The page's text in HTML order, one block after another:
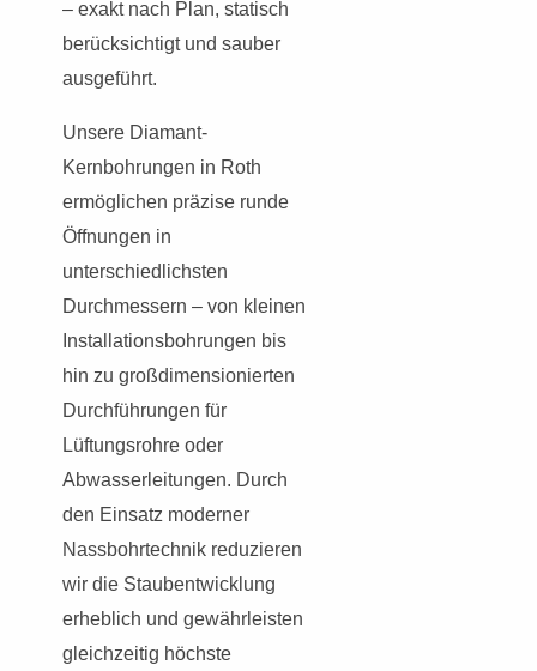
– exakt nach Plan, statisch
berücksichtigt und sauber
ausgeführt.
Unsere Diamant-
Kernbohrungen in Roth
ermöglichen präzise runde
Öffnungen in
unterschiedlichsten
Durchmessern – von kleinen
Installationsbohrungen bis
hin zu großdimensionierten
Durchführungen für
Lüftungsrohre oder
Abwasserleitungen. Durch
den Einsatz moderner
Nassbohrtechnik reduzieren
wir die Staubentwicklung
erheblich und gewährleisten
gleichzeitig höchste